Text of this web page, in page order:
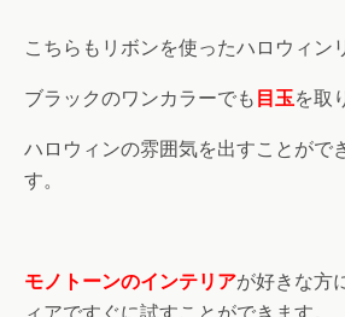
こちらもリボンを使ったハロウィン
ブラックのワンカラーでも 目玉を取
ハロウィンの雰囲気を出すことがで
す。
モノトーンのインテリアが好きな方